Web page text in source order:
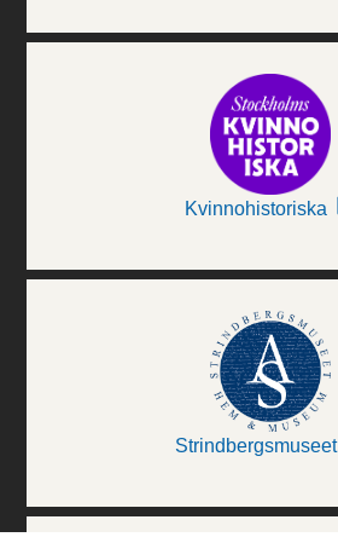
Kvinnohistoriska
Strindbergsmuseet